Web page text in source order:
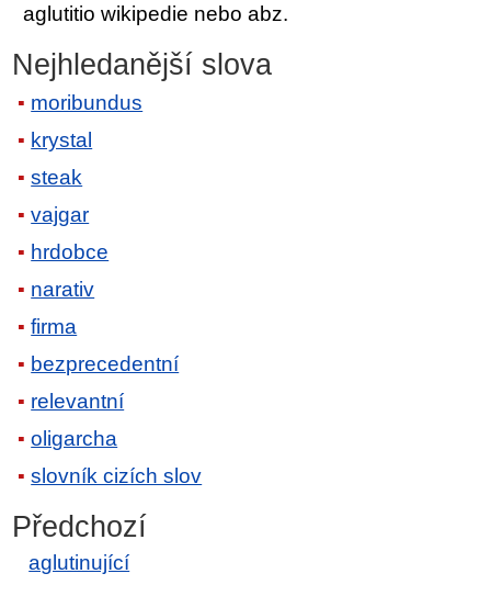
aglutitio wikipedie nebo abz.
Nejhledanější slova
moribundus
krystal
steak
vajgar
hrdobce
narativ
firma
bezprecedentní
relevantní
oligarcha
slovník cizích slov
Předchozí
aglutinující